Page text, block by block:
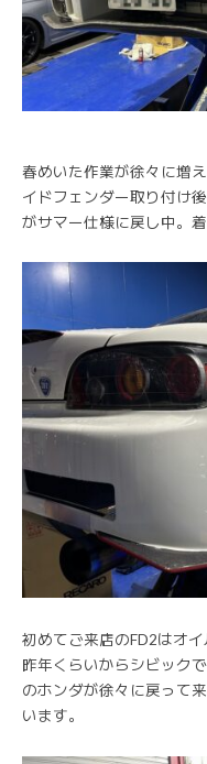
春めいた作業が徐々に増
イドフェンダー取り付け
がサマー仕様に戻し中。
初めてご来店のFD2はオ
昨年くらいからシビック
のホンダが徐々に戻って
います。